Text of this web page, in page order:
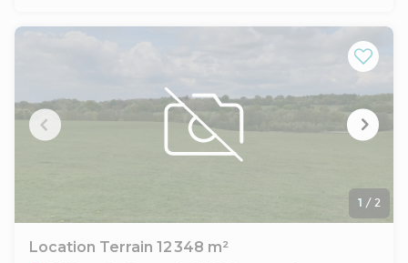
périphériques toulousains.
1 / 2
Location Terrain 12 348 m²